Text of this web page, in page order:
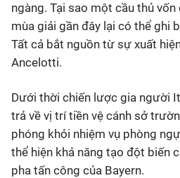
ngàng. Tại sao một cầu thủ vốn
mùa giải gần đây lại có thể ghi
Tất cả bắt nguồn từ sự xuất
Ancelotti.
Dưới thời chiến lược gia người
trả về vị trí tiền vệ cánh sở
phóng khỏi nhiệm vụ phòng
thể hiện khả năng tạo đột biến
pha tấn công của Bayern.